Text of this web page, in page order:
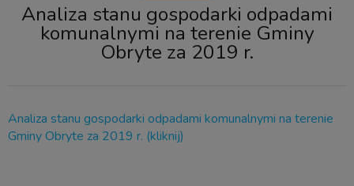
Analiza stanu gospodarki odpadami
komunalnymi na terenie Gminy
Obryte za 2019 r.
Analiza stanu gospodarki odpadami komunalnymi na terenie
Gminy Obryte za 2019 r. (kliknij)